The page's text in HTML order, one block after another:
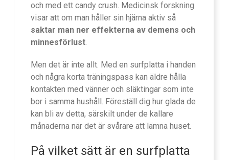
och med ett candy crush. Medicinsk forskning
visar att om man håller sin hjärna aktiv så
saktar man ner effekterna av demens och
minnesförlust.
Men det är inte allt. Med en surfplatta i handen
och några korta träningspass kan äldre hålla
kontakten med vänner och släktingar som inte
bor i samma hushåll. Föreställ dig hur glada de
kan bli av detta, särskilt under de kallare
månaderna när det är svårare att lämna huset.
På vilket sätt är en surfplatta